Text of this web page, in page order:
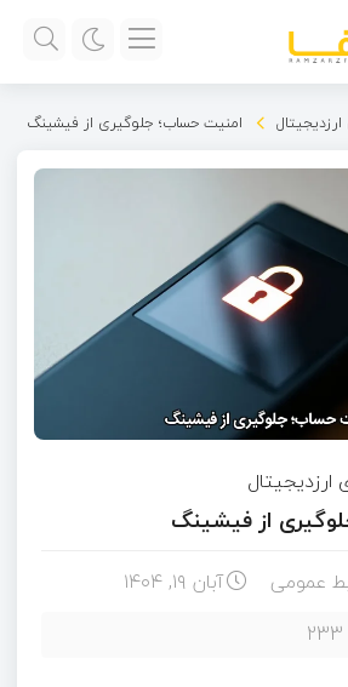
امنیت حساب؛ جلوگیری از فیشینگ
ارزدیجیتال
از فیشینگ
عمومی آبان ۱۹, ۱۴۰۴
233